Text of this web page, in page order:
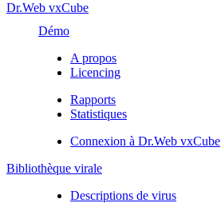
Dr.Web vxCube
Démo
A propos
Licencing
Rapports
Statistiques
Connexion à Dr.Web vxCube
Bibliothèque virale
Descriptions de virus